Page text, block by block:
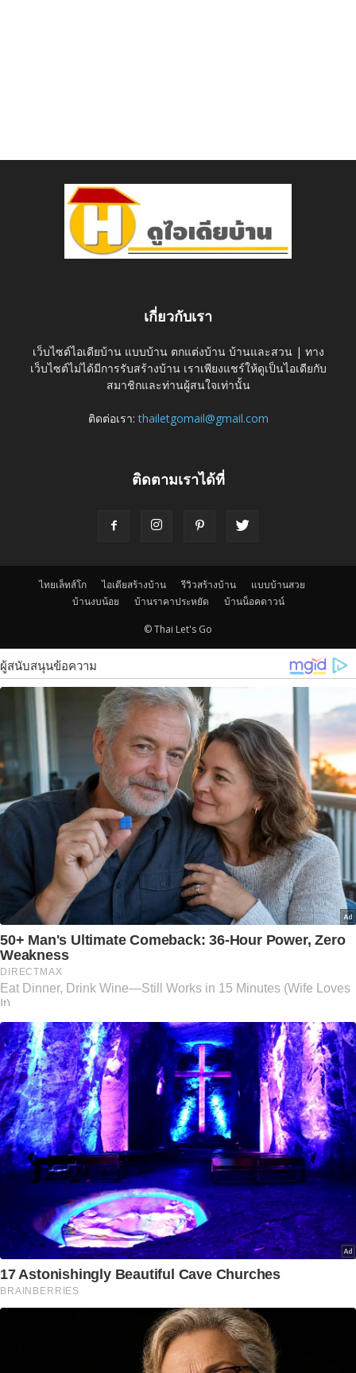
เกี่ยวกับเรา
เว็บไซต์ไอเดียบ้าน แบบบ้าน ตกแต่งบ้าน บ้านและสวน | ทาง
เว็บไซต์ไม่ได้มีการรับสร้างบ้าน เราเพียงแชร์ให้ดูเป็นไอเดียกับ
สมาชิกและท่านผู้สนใจเท่านั้น
ติดต่อเรา:thailetgomail@gmail.com
ติดตามเราได้ที่
ไทยเล็ทส์โก ไอเดียสร้างบ้าน รีวิวสร้างบ้าน
แบบบ้านสวย
บ้านงบน้อย
บ้านราคาประหยัด บ้านน็อคดาวน์
© Thai Let's Go